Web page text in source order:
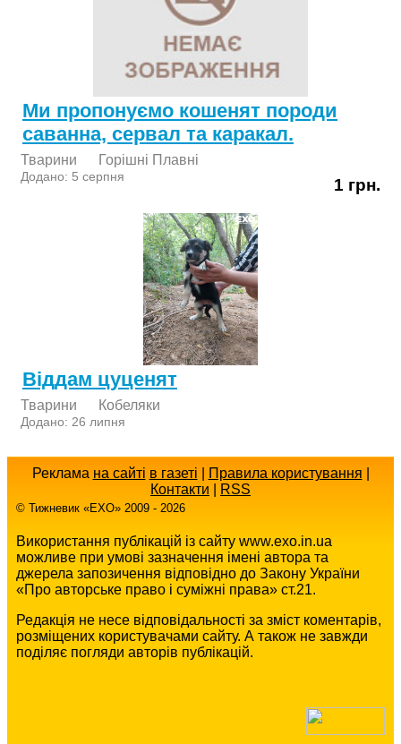
Ми пропонуємо кошенят породи
саванна, сервал та каракал.
Тварини Горішні Плавні
Додано: 5 серпня 1 грн.
Віддам цуценят
Тварини Кобеляки
Додано: 26 липня
Реклама на сайті в газеті Правила користування
Контакти
RSS
© Тижневик «EХO» 2009 - 2026
Використання публікацій із сайту www.exo.in.ua
можливе при умові зазначення імені автора та
джерела запозичення відповідно до Закону України
«Про авторське право і суміжні права» ст.21.
Редакція не несе відповідальності за зміст коментарів,
розміщених користувачами сайту. А також не завжди
поділяє погляди авторів публікацій.